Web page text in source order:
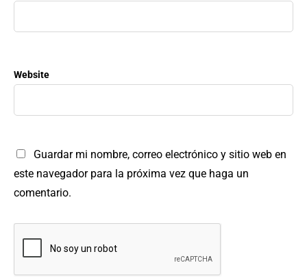
Website
Guardar mi nombre, correo electrónico y sitio web en
este navegador para la próxima vez que haga un
comentario.